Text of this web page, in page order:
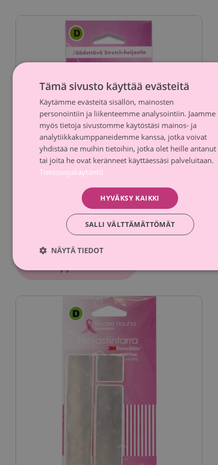
Kiilu D Roosa nauha säädettävä
heijastinnauha
Lahjoitusosuus
10 % myyntihinnasta
Tämä sivusto käyttää evästeitä
Käytämme evästeitä sisällön, mainosten
personointiin ja liikenteemme analysointiin. Jaamme
myös tietoja sivustomme käytöstäsi mainos- ja
analytiikkakumppaneidemme kanssa, jotka voivat
yhdistää ne muihin tietoihin, jotka olet heille antanut
tai joita he ovat keränneet käyttäessäsi palveluitaan.
Tietosuojakäytäntö
HYVÄKSY KAIKKI
SALLI VÄLTTÄMÄTTÖMÄT
NÄYTÄ TIEDOT